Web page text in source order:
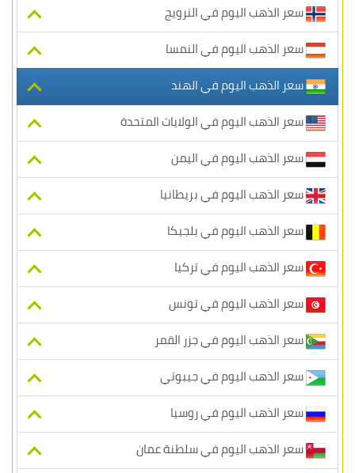
سعر الذهب اليوم في النرويج
سعر الذهب اليوم في النمسا
سعر الذهب اليوم في الهند
سعر الذهب اليوم في الولايات المتحدة
سعر الذهب اليوم في اليمن
سعر الذهب اليوم في بريطانيا
سعر الذهب اليوم في بلجيكا
سعر الذهب اليوم في تركيا
سعر الذهب اليوم في تونس
سعر الذهب اليوم في جزر القمر
سعر الذهب اليوم في جيبوتي
سعر الذهب اليوم في روسيا
سعر الذهب اليوم في سلطنة عمان